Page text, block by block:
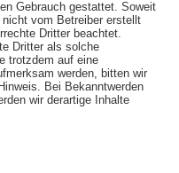
Gebrauch gestattet. Soweit
vom Betreiber erstellt
Dritter beachtet.
Dritter als solche
trotzdem auf eine
werden, bitten wir
Bei Bekanntwerden
wir derartige Inhalte